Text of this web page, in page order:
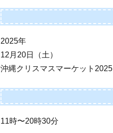
2025年
12月20日（土）
沖縄クリスマスマーケット2025
11時〜20時30分